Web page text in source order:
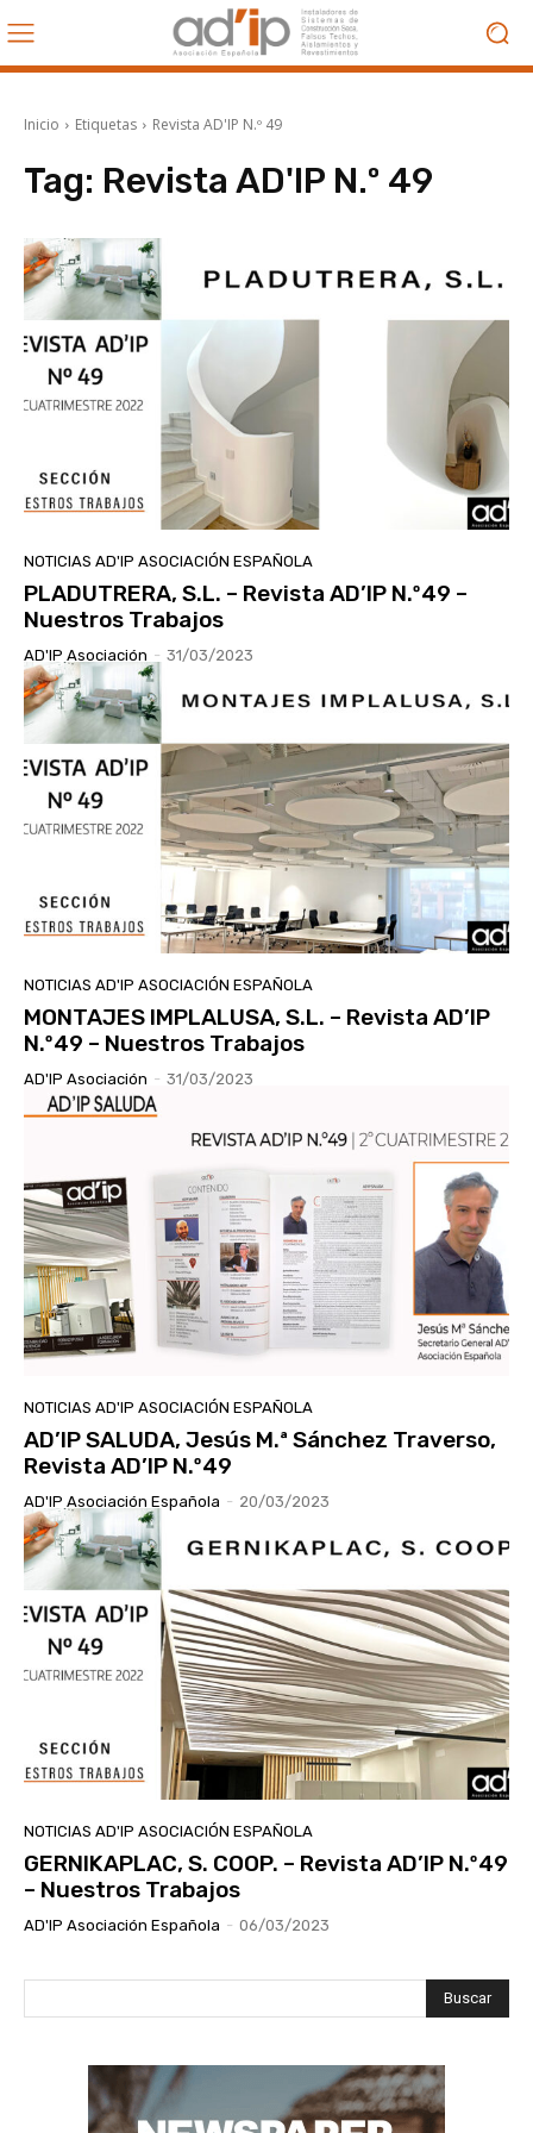
Inicio Etiquetas Revista AD'IP N.º 49
Tag: Revista AD'IP N.º 49
NOTICIAS AD'IP ASOCIACIÓN ESPAÑOLA
PLADUTRERA, S.L. – Revista AD’IP N.º49 –
Nuestros Trabajos
AD'IP Asociación - 31/03/2023
NOTICIAS AD'IP ASOCIACIÓN ESPAÑOLA
MONTAJES IMPLALUSA, S.L. – Revista AD’IP
N.º49 – Nuestros Trabajos
AD'IP Asociación - 31/03/2023
NOTICIAS AD'IP ASOCIACIÓN ESPAÑOLA
AD’IP SALUDA, Jesús M.ª Sánchez Traverso,
Revista AD’IP N.º49
AD'IP Asociación Española - 20/03/2023
NOTICIAS AD'IP ASOCIACIÓN ESPAÑOLA
GERNIKAPLAC, S. COOP. – Revista AD’IP N.º49
– Nuestros Trabajos
AD'IP Asociación Española - 06/03/2023
Buscar